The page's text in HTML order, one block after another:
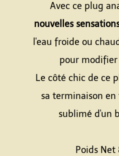
Avec ce plug
nouvelles
l'eau froide ou
pour modifier
Le côté chic de ce
sa terminaison
sublimé d'un
Poids